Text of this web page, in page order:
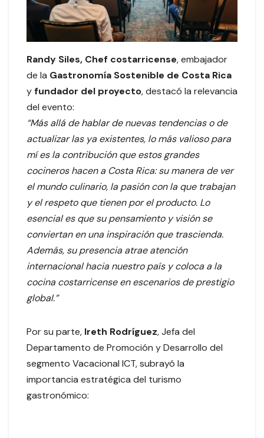
Randy Siles, Chef costarricense, embajador
de la Gastronomía Sostenible de Costa Rica
yfundador del proyecto, destacó la relevancia
del evento:
“Más allá de hablar de nuevas tendencias o de
actualizar las ya existentes, lo más valioso para
mí es la contribución que estos grandes
cocineros hacen a Costa Rica: su manera de ver
el mundo culinario, la pasión con la que trabajan
y el respeto que tienen por el producto. Lo
esencial es que su pensamiento y visión se
conviertan en una inspiración que trascienda.
Además, su presencia atrae atención
internacional hacia nuestro país y coloca a la
cocina costarricense en escenarios de prestigio
global.”
Por su parte, Ireth Rodríguez, Jefa del
Departamento de Promoción y Desarrollo del
segmento Vacacional ICT, subrayó la
importancia estratégica del turismo
gastronómico: